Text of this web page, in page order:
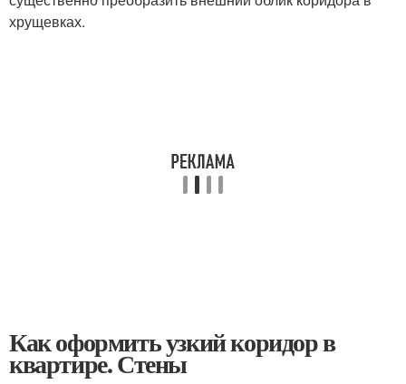
хрущевках.
Как оформить узкий коридор в
квартире. Стены